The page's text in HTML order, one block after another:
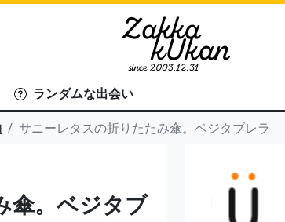
ランダムな出会い
サニーレタスの折りたたみ傘。ベジタブレラ
傘。ベジタブ